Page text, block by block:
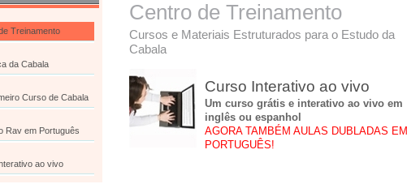
Centro de Treinamento
Cursos e Materiais Estruturados para o Estudo da
Cabala
Curso Interativo ao vivo
Um curso grátis e interativo ao vivo em
inglês ou espanhol
AGORA TAMBÉM AULAS DUBLADAS EM
PORTUGUÊS!
Treinamento
da Cabala
Curso de Cabala
Rav em Português
ao vivo